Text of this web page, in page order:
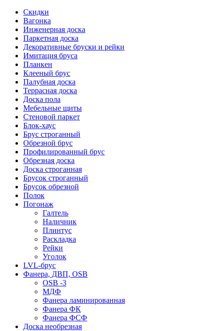
Скидки
Вагонка
Инженерная доска
Паркетная доска
Декоративные бруски и рейки
Имитация бруса
Планкен
Клееный брус
Палубная доска
Террасная доска
Доска пола
Мебельные щиты
Стеновой паркет
Блок-хаус
Брус строганный
Обрезной брус
Профилированный брус
Обрезная доска
Доска строганная
Брусок строганный
Брусок обрезной
Полок
Погонаж
Галтель
Наличник
Плинтус
Раскладка
Рейки
Уголок
LVL-брус
Фанера, ДВП, OSB
OSB -3
МДФ
Фанера ламинированная
Фанера ФК
Фанера ФСФ
Доска необрезная